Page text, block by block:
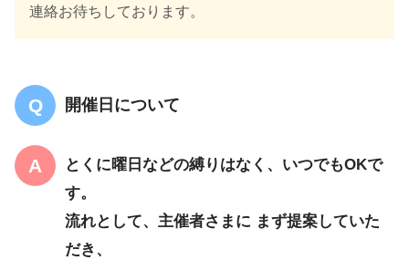
連絡お待ちしております。
開催日について
とくに曜日などの縛りはなく、いつでもOKで
す。
流れとして、主催者さまに まず提案していた
だき、